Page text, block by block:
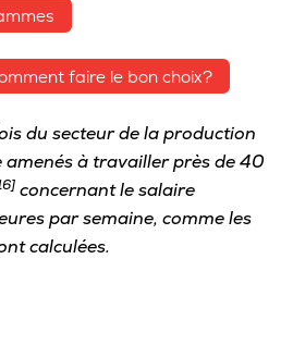
faire le bon choix?
du secteur de la production
amenés à travailler près de 40
concernant le salaire
par semaine, comme les
calculées.